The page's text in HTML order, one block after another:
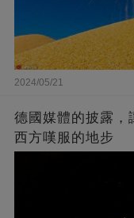
2024/05/21
德國媒體的披露，
西方嘆服的地步